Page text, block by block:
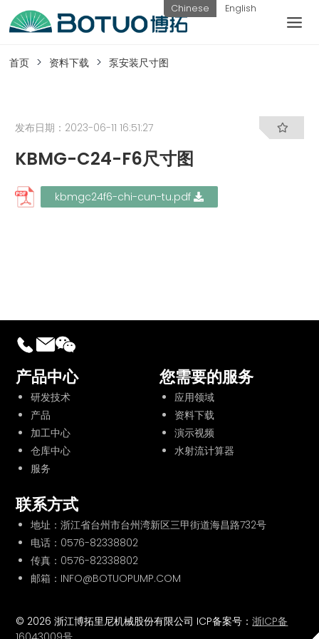
工作日热线
电话：
0576-
提交询
价
联系我
们
首页 资料下载 泵安装尺寸图
发布日期：2023-06-11 16:51:27
KBMG-C24-F6尺寸图
kbmgc24f6-chi-cun-tu.pdf
产品中心
研发技术
产品
加工中心
仓库中心
服务
您需要的服务
应用领域
资料下载
演示视频
水射流计算器
联系方式
地址：浙江省台州市台州湾新区三甲街道海昌路732号
电话： 0576-82338802
传真：0576-82338802
邮箱：INFO@BOTUOPUMP.COM
© 2026 浙江博拓里尼机械股份有限公司 ICP备案号：浙ICP备
Chinese English